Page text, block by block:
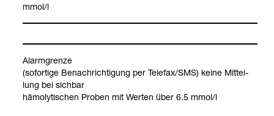
mmol/l
Alarm­grenze
(sofor­tige Benach­rich­ti­gung per Tele­fax/SMS) keine Mit­tei­
lung bei sich­bar
hämo­ly­ti­schen Pro­ben mit Wer­ten über 6.5 mmol/l